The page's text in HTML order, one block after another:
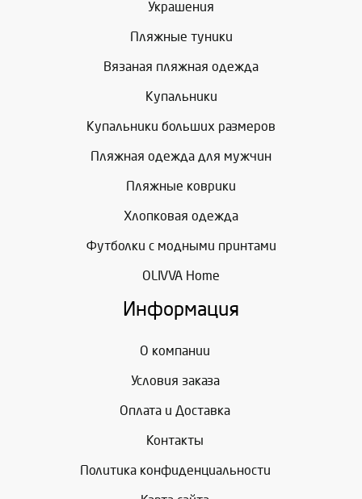
Украшения
Пляжные туники
Вязаная пляжная одежда
Купальники
Купальники больших размеров
Пляжная одежда для мужчин
Пляжные коврики
Хлопковая одежда
Футболки с модными принтами
OLIVVA Home
Информация
О компании
Условия заказа
Оплата и Доставка
Контакты
Политика конфиденциальности